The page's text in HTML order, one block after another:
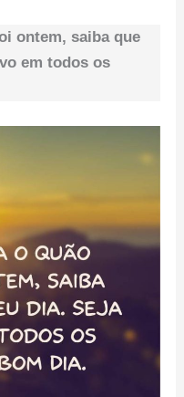
ontem, saiba que
em todos os